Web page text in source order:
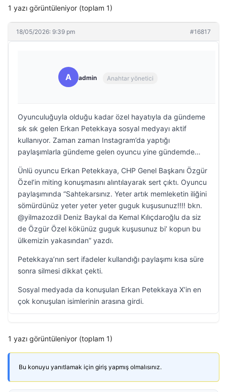
1 yazı görüntüleniyor (toplam 1)
18/05/2026: 9:39 pm #16817
A admin Anahtar yönetici
Oyunculuğuyla olduğu kadar özel hayatıyla da gündeme
sık sık gelen Erkan Petekkaya sosyal medyayı aktif
kullanıyor. Zaman zaman Instagram’da yaptığı
paylaşımlarla gündeme gelen oyuncu yine gündemde…
Ünlü oyuncu Erkan Petekkaya, CHP Genel Başkanı Özgür
Özel’in miting konuşmasını alıntılayarak sert çıktı. Oyuncu
paylaşımında “Sahtekarsınız. Yeter artık memleketin iliğini
sömürdünüz yeter yeter yeter guguk kuşusunuz!!!! bkn.
@yilmazozdil Deniz Baykal da Kemal Kılıçdaroğlu da siz
de Özgür Özel kökünüz guguk kuşusunuz bi’ kopun bu
ülkemizin yakasından” yazdı.
Petekkaya’nın sert ifadeler kullandığı paylaşımı kısa süre
sonra silmesi dikkat çekti.
Sosyal medyada da konuşulan Erkan Petekkaya X’in en
çok konuşulan isimlerinin arasına girdi.
1 yazı görüntüleniyor (toplam 1)
Bu konuyu yanıtlamak için giriş yapmış olmalısınız.